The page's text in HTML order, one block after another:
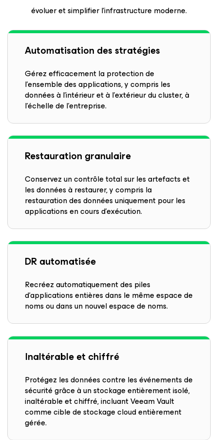
évoluer et simplifier l’infrastructure moderne.
Automatisation des stratégies
Gérez efficacement la protection de
l’ensemble des applications, y compris les
données à l’intérieur et à l’extérieur du cluster, à
l’échelle de l’entreprise.
Restauration granulaire
Conservez un contrôle total sur les artefacts et
les données à restaurer, y compris la
restauration des données uniquement pour les
applications en cours d’exécution.
DR automatisée
Recréez automatiquement des piles
d’applications entières dans le même espace de
noms ou dans un nouvel espace de noms.
Inaltérable et chiffré
Protégez les données contre les événements de
sécurité grâce à un stockage entièrement isolé,
inaltérable et chiffré, incluant Veeam Vault
comme cible de stockage cloud entièrement
gérée.